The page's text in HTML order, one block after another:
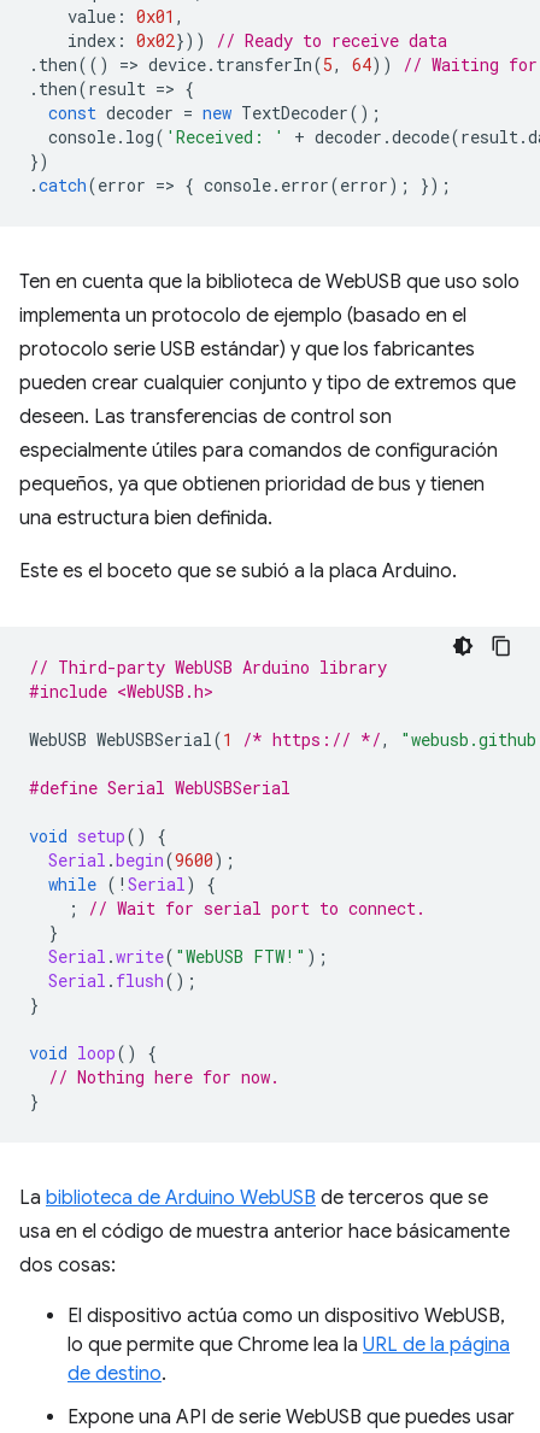
value : 0x01 ,
index : 0x02}))
// Ready to receive data
. then(() => device. transferIn(5, 64))
// Waiting for
. then(result => {
const decoder = new TextDecoder();
console. log( 'Received: ' + decoder .decode(result.
})
.catch(error => { console. error(error); });
Ten en cuenta que la biblioteca de WebUSB que uso solo
implementa un protocolo de ejemplo (basado en el
protocolo serie USB estándar) y que los fabricantes
pueden crear cualquier conjunto y tipo de extremos que
deseen. Las transferencias de control son
especialmente útiles para comandos de configuración
pequeños, ya que obtienen prioridad de bus y tienen
una estructura bien definida.
Este es el boceto que se subió a la placa Arduino.
// Third-party WebUSB Arduino library
#include <WebUSB.h>
WebUSB WebUSBSerial(1 /* https:// */,
#define Serial WebUSBSerial
void setup()
{
Serial .begin(9600);
while ( ! Serial)
{
;
// Wait for serial port to connect.
}
Serial .write( "WebUSB FTW!" );
Serial . flush();
}
void loop()
{
// Nothing here for now.
}
La biblioteca de Arduino WebUSB de terceros que se
usa en el código de muestra anterior hace básicamente
dos cosas:
El dispositivo actúa como un dispositivo WebUSB,
lo que permite que Chrome lea la URL de la página
de destino.
Expone una API de serie WebUSB que puedes usar